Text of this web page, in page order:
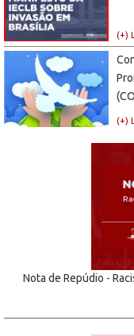
(+)
(+)
Nota de Repúdio -